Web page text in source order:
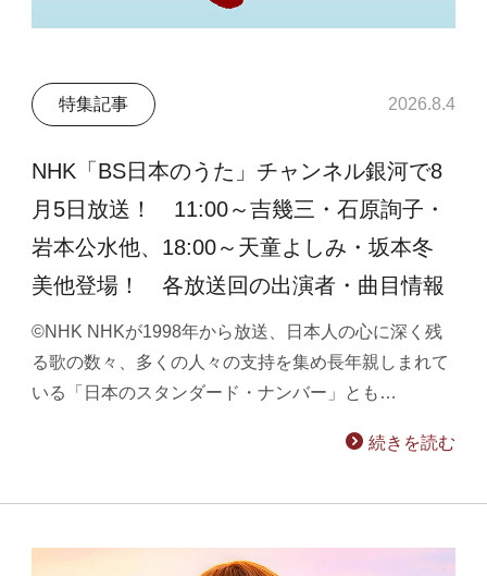
特集記事 2026.8.4
NHK「BS日本のうた」チャンネル銀河で8
月5日放送！ 11:00～吉幾三・石原詢子・
岩本公水他、18:00～天童よしみ・坂本冬
美他登場！ 各放送回の出演者・曲目情報
©NHK NHKが1998年から放送、日本人の心に深く残
る歌の数々、多くの人々の支持を集め長年親しまれて
いる「日本のスタンダード・ナンバー」とも…
続きを読む